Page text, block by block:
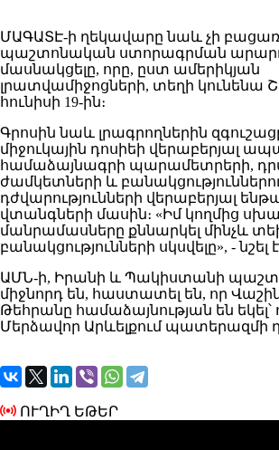
ՄԱԳԱՏԷ-ի ղեկավարը նաև չի
պաշտոնական ստորագրման
մասնակցելը, որը, ըստ ամերիկյան
լրատվամիջոցների, տեղի կունենա
հունիսի 19-ին։
Գրոսին նաև լրագրողներին
միջուկային դոսիեի վերաբերյալ
համաձայնագրի պարամետրերի,
ժամկետների և
դժվարությունների վերաբերյալ
վտանգների մասին։ «Իմ կողմից
մանրամասները քննարկել մինչև
բանակցությունների սկսվելը», - նշել
ԱՄՆ-ի, Իրանի և Պակիստանի
միջնորդ են, հաստատել են, որ
Թեհրանը համաձայնության են եկել՝
Մերձավոր Արևելքում պատերազմի
ՈՒՂԻՂ ԵԹԵՐ